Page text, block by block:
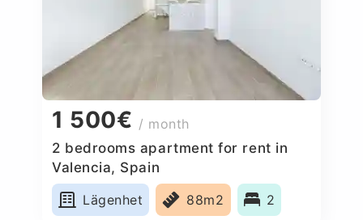
1 500€ / month
2 bedrooms apartment for rent in
Valencia, Spain
Lägenhet
88m2 2